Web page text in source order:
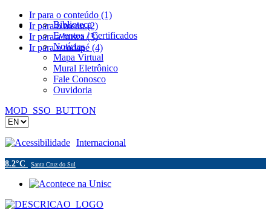
Ir para o conteúdo (1)
Ir para o menu (2)
Ir para a busca (3)
Ir para o rodapé (4)
Biblioteca
Eventos / Certificados
Notícias
Mapa Virtual
Mural Eletrônico
Fale Conosco
Ouvidoria
MOD_SSO_BUTTON
Acessibilidade Internacional
8.2°C Santa Cruz do Sul